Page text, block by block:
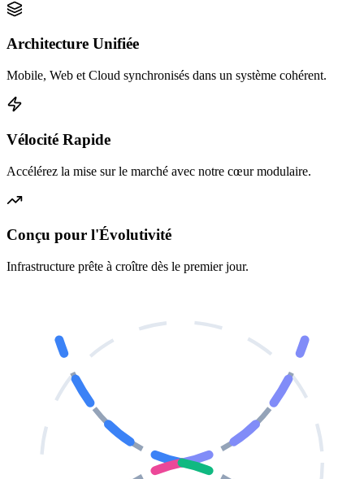
Architecture Unifiée
Mobile, Web et Cloud synchronisés dans un système cohérent.
Vélocité Rapide
Accélérez la mise sur le marché avec notre cœur modulaire.
Conçu pour l'Évolutivité
Infrastructure prête à croître dès le premier jour.